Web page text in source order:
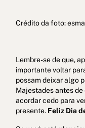
Crédito da foto:
Lembre-se de que,
importante voltar
possam deixar algo
Majestades antes de
acordar cedo para
presente. Feliz Dia